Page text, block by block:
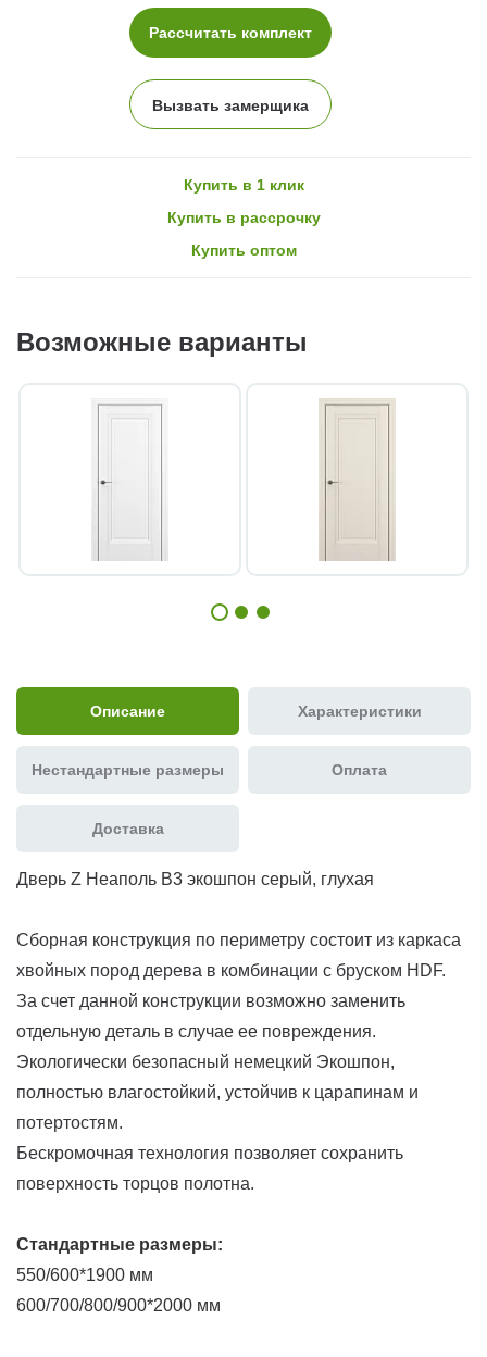
Рассчитать комплект
Вызвать замерщика
Купить в 1 клик
Купить в рассрочку
Купить оптом
Возможные варианты
Описание Характеристики
Нестандартные размеры Оплата
Доставка
Дверь Z Неаполь В3 экошпон серый, глухая
Сборная конструкция по периметру состоит из каркаса
хвойных пород дерева в комбинации с бруском HDF.
За счет данной конструкции возможно заменить
отдельную деталь в случае ее повреждения.
Экологически безопасный немецкий Экошпон,
полностью влагостойкий, устойчив к царапинам и
потертостям.
Бескромочная технология позволяет сохранить
поверхность торцов полотна.
Стандартные размеры:
550/600*1900 мм
600/700/800/900*2000 мм